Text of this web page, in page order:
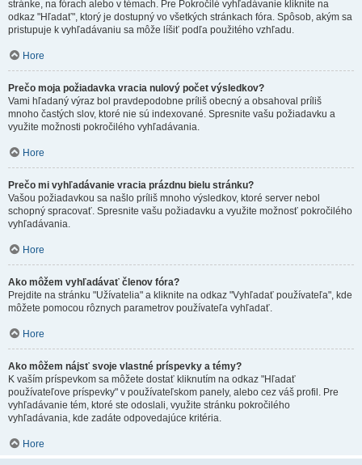
stránke, na fórach alebo v témach. Pre Pokročilé vyhľadávanie kliknite na
odkaz "Hľadať", ktorý je dostupný vo všetkých stránkach fóra. Spôsob, akým sa
pristupuje k vyhľadávaniu sa môže líšiť podľa použitého vzhľadu.
Hore
Prečo moja požiadavka vracia nulový počet výsledkov?
Vami hľadaný výraz bol pravdepodobne príliš obecný a obsahoval príliš
mnoho častých slov, ktoré nie sú indexované. Spresnite vašu požiadavku a
využite možnosti pokročilého vyhľadávania.
Hore
Prečo mi vyhľadávanie vracia prázdnu bielu stránku?
Vašou požiadavkou sa našlo príliš mnoho výsledkov, ktoré server nebol
schopný spracovať. Spresnite vašu požiadavku a využite možnosť pokročilého
vyhľadávania.
Hore
Ako môžem vyhľadávať členov fóra?
Prejdite na stránku "Užívatelia" a kliknite na odkaz "Vyhľadať používateľa", kde
môžete pomocou rôznych parametrov používateľa vyhľadať.
Hore
Ako môžem nájsť svoje vlastné príspevky a témy?
K vaším príspevkom sa môžete dostať kliknutím na odkaz "Hľadať
používateľove príspevky" v používateľskom panely, alebo cez váš profil. Pre
vyhľadávanie tém, ktoré ste odoslali, využite stránku pokročilého
vyhľadávania, kde zadáte odpovedajúce kritéria.
Hore